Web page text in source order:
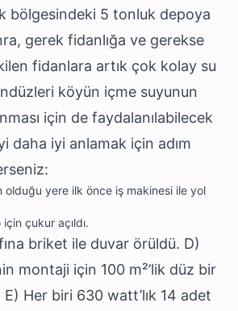
bölgesindeki 5 tonluk depoya
gerek fidanlığa ve gerekse
fidanlara artık çok kolay su
köyün içme suyunun
için de faydalanılabilecek
daha iyi anlamak için adım
olduğu yere ilk önce iş makinesi ile yol
çukur açıldı.
briket ile duvar örüldü. D)
montaji için 100 m²’lik düz bir
Her biri 630 watt’lık 14 adet